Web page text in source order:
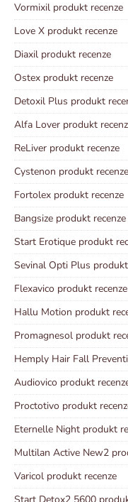
Vormixil produkt recenze
Love X produkt recenze
Diaxil produkt recenze
Ostex produkt recenze
Detoxil Plus produkt
Alfa Lover produkt
ReLiver produkt recenze
Cystenon produkt recenze
Fortolex produkt recenze
Bangsize produkt recenze
Start Erotique produkt
Sevinal Opti Plus
Flexavico produkt recenze
Hallu Motion produkt
Promagnesol produkt
Hemply Hair Fall
Audiovico produkt
Proctotivo produkt
Eternelle Night produkt
Multilan Active New2
Varicol produkt recenze